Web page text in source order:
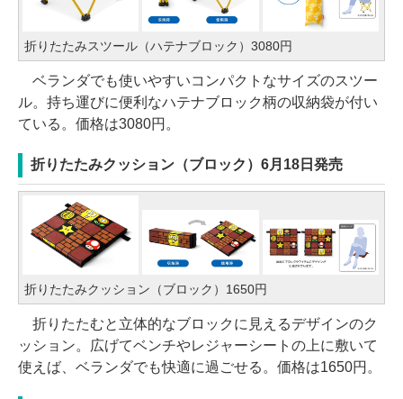
折りたたみスツール（ハテナブロック）3080円
ベランダでも使いやすいコンパクトなサイズのスツー
ル。持ち運びに便利なハテナブロック柄の収納袋が付い
ている。価格は3080円。
折りたたみクッション（ブロック）6月18日発売
折りたたみクッション（ブロック）1650円
折りたたむと立体的なブロックに見えるデザインのク
ッション。広げてベンチやレジャーシートの上に敷いて
使えば、ベランダでも快適に過ごせる。価格は1650円。